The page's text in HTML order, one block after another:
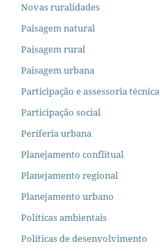
Novas ruralidades
Paisagem natural
Paisagem rural
Paisagem urbana
Participação e assessoria técnica
Participação social
Periferia urbana
Planejamento conflitual
Planejamento regional
Planejamento urbano
Políticas ambientais
Políticas de desenvolvimento